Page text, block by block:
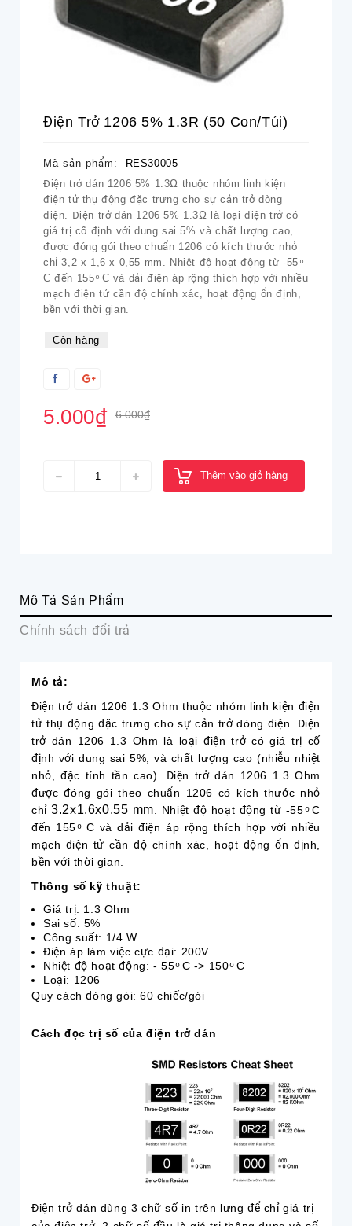
Điện Trở 1206 5% 1.3R (50 Con/túi)
Mã sản phẩm:
RES30005
Điện trở dán 1206 5% 1.3Ω thuộc nhóm linh kiện
điện tử thụ động đặc trưng cho sự cản trở dòng
điện. Điện trở dán 1206 5% 1.3Ω là loại điện trở có
giá trị cố định với dung sai 5% và chất lượng cao,
được đóng gói theo chuẩn 1206 có kích thước nhỏ
chỉ 3,2 x 1,6 x 0,55 mm. Nhiệt độ hoạt động từ -55 ͦ
C đến 155 ͦ C và dải điện áp rộng thích hợp với nhiều
mạch điện tử cần độ chính xác, hoạt động ổn định,
bền với thời gian.
Còn hàng
5.000₫ 6.000₫
Thêm vào giỏ hàng
Mô Tả Sản Phẩm
Chính sách đổi trả
Mô tả:
Điện trở dán 1206 1.3 Ohm thuộc nhóm linh kiện điện
tử thụ động đặc trưng cho sự cản trở dòng điện. Điện
trở dán 1206 1.3 Ohm là loại điện trở có giá trị cố
định với dung sai 5%, và chất lượng cao (nhiễu nhiệt
nhỏ, đặc tính tần cao). Điện trở dán 1206 1.3 Ohm
được đóng gói theo chuẩn 1206 có kích thước nhỏ
chỉ3.2x1.6x0.55 mm. Nhiệt độ hoạt động từ -55 ͦ C
đến 155 ͦ C và dải điện áp rộng thích hợp với nhiều
mạch điện tử cần độ chính xác, hoạt động ổn định,
bền với thời gian.
Thông số kỹ thuật:
Giá trị: 1.3 Ohm
Sai số: 5%
Công suất: 1/4 W
Điện áp làm việc cực đại: 200V
Nhiệt độ hoạt động: - 55 ͦ C -> 150 ͦ C
Loại: 1206
Quy cách đóng gói: 60 chiếc/gói
Cách đọc trị số của điện trở dán
Điện trở dán dùng 3 chữ số in trên lưng để chỉ giá trị